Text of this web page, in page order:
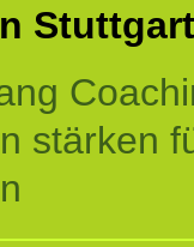
stärken